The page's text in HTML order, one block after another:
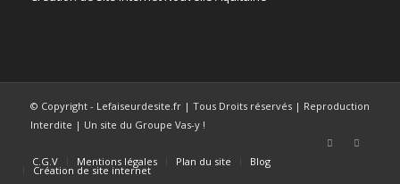
© Copyright - Lefaiseurdesite.fr | Tous Droits réservés | Reproduction
Interdite | Un site du Groupe Vas-y !
C.G.V Mentions légales Plan du site Blog
Création de site internet